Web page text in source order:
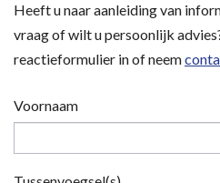
Heeft u naar aanleiding van
vraag of wilt u persoonlijk
reactieformulier in of neem
Voornaam